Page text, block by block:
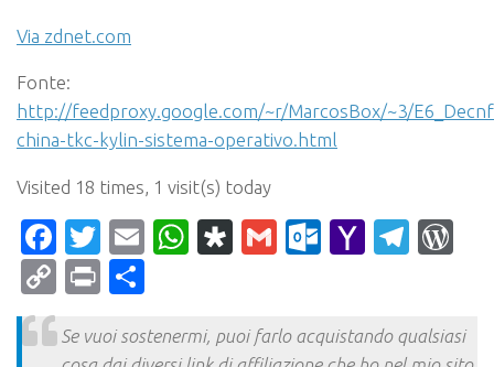
Via zdnet.com
Fonte:
http://feedproxy.google.com/~r/MarcosBox/~3/
china-tkc-kylin-sistema-operativo.html
Visited 18 times, 1 visit(s) today
Facebook
Twitter
EmailWhatsApp
Diaspora
Gmail Yahoo
CopyPrint
Se vuoi sostenermi, puoi farlo acquistando qualsiasi